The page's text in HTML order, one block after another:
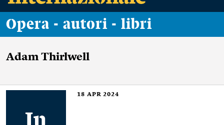
Opera - autori - libri
Adam Thirlwell
18 APR 2024